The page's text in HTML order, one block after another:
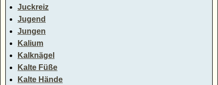
Juckreiz
Jugend
Jungen
Kalium
Kalknägel
Kalte Füße
Kalte Hände